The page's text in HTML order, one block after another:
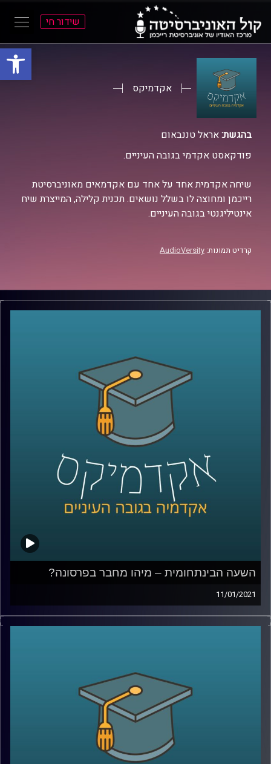
פתח
שידור חי
אקדמיקס
בהגשת:אראל טננבאום
פודקאסט אקדמי בגובה העיניים.
שיחה אקדמית אחד על אחד עם אקדמאים מאוניברסיטת
רייכמן ומחוצה לו בשלל נושאים. תכנית קלילה, המייצרת שיח
אינטיליגנטי בגובה העיניים.
קרדיט תמונות: AudioVersity
השעה הבינתחומית – מיהו מחבר בפרסונה?
11/01/2021
מהי פרסונה? למי מגיע ה"קרדיט" בהקשר של פרסום של
דמות? ומה התיאוריות בעזרתן ניתן לבחון שאלות אלה?
משפטים, טכנולוגיה וחדשנות עסקית בהנחייתו של סגן הדיקן
ביה"ס למשפטים פרופ' ליאור זמר, חקרה במסגרת התזה שלה
בדיוק את השאלות האלה.
מוזמנים לשעה בה נבחן את כל השאלות הללו (ועוד רבות
אחרות), תוך מתן דוגמאות מעולם התרבות